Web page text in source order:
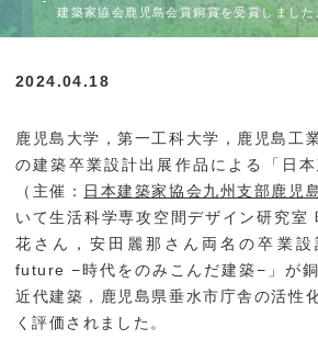
大学案内
大学案内パンフレット
附属図書館
生
入試案内
受験生の方へ
社会
地
建築家協会鹿児島会賞銅賞を受賞しました
2024.04.18
鹿児島大学，第一工科大学，鹿児島工
の建築卒業設計出展作品による「日
（主催： 日本建築家協会九州支部鹿児
いて生活科学専攻空間デザイン研究室
花さん，安田麗那さん両名の卒業
future −時代をのみこんだ建築−」が銅
近代建築，鹿児島県垂水市庁舎の活性
く評価されました。